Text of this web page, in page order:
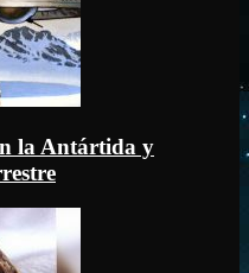
la Antártida y